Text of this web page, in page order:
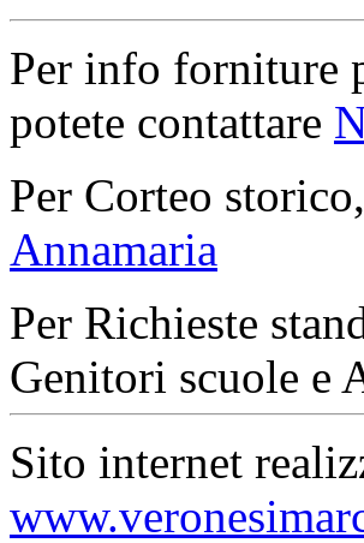
Per info forniture
potete contattare
Per Corteo
Annamaria
Per Richieste
Genitori scuole e
Sito internet